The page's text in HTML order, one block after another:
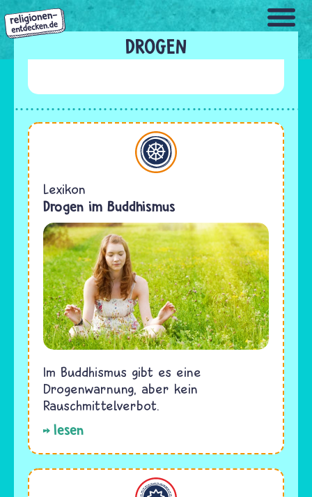
Direkt
zum
Inhalt
DROGEN
Buddhismus
Lexikon
Drogen im Buddhismus
Im Buddhismus gibt es eine
Drogenwarnung, aber kein
Rauschmittelverbot.
lesen
Bahaitum